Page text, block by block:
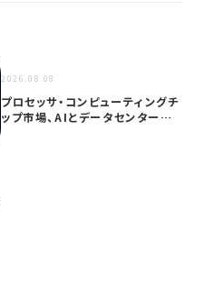
2026.08.08
プロセッサ・コンピューティングチ
ップ市場、AIとデータセンター需